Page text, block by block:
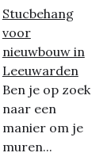
Stucbehang
voor
nieuwbouw in
Leeuwarden
Ben je op zoek
naar een
manier om je
muren...